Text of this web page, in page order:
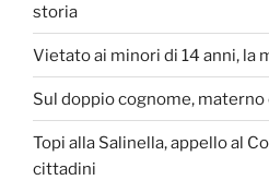
storia
Vietato ai minori di 14 anni, la
Sul doppio cognome,
Topi alla Salinella, appello al
cittadini